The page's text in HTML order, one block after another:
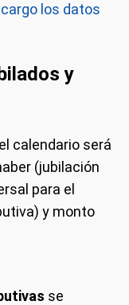
los datos
y
calendario será
(jubilación
para el
y monto
se